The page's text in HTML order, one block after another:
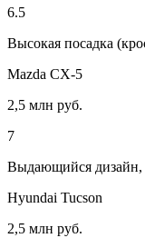
6.5
Высокая посадка
Mazda CX-5
2,5 млн руб.
7
Выдающийся дизайн,
Hyundai Tucson
2,5 млн руб.